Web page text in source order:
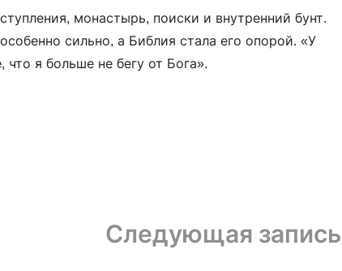
монастырь, поиски и внутренний бунт.
сильно, а Библия стала его опорой. «У
я больше не бегу от Бога».
Следующая запись